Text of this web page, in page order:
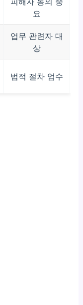
요
업무 관련자 대
상
법적 절차 엄수